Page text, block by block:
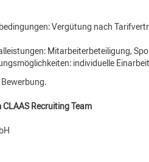
Vergütung nach
Mitarbeiterbeteiligung,
individuelle
Recruiting Team